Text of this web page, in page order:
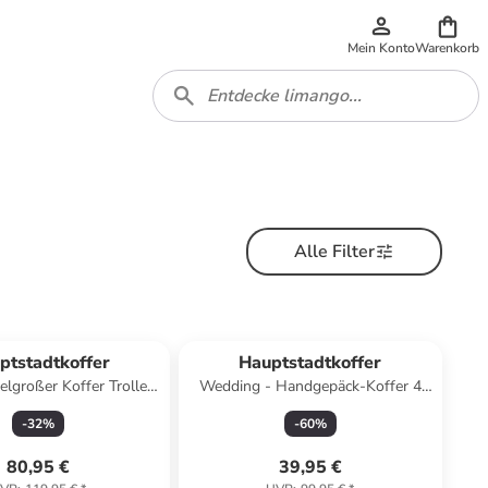
Mein KontoWarenkorb
Alle Filter
Koffer Trolley
68cm, 4 Rollen, 88
Waldgrün
-32%
80,95 €
Hauptstadtkoffer
Wedding - Handgepäck-Koffer 4
Doppelrollen Hand Luggage TSA in
Dunkelrot
-60%
39,95 €